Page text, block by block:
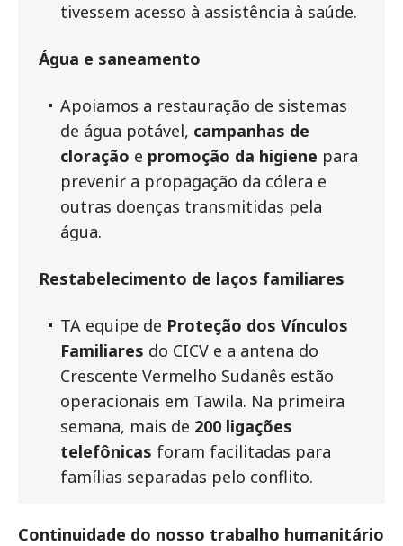
tivessem acesso à assistência à saúde.
Água e saneamento
Apoiamos a restauração de sistemas
de água potável, campanhas de
cloração e promoção da higiene para
prevenir a propagação da cólera e
outras doenças transmitidas pela
água.
Restabelecimento de laços familiares
TA equipe de Proteção dos Vínculos
Familiares do CICV e a antena do
Crescente Vermelho Sudanês estão
operacionais em Tawila. Na primeira
semana, mais de 200 ligações
telefônicas foram facilitadas para
famílias separadas pelo conflito.
Continuidade do nosso trabalho humanitário